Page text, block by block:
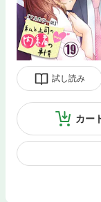
試し読み
カー